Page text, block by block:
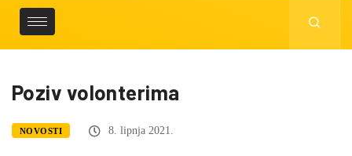
Poziv volonterima
NOVOSTI 8. lipnja 2021.